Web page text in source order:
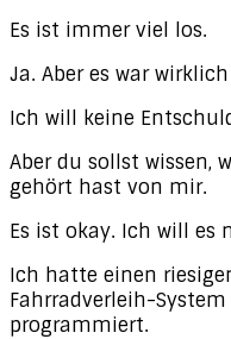
Es ist immer viel los.
Ja. Aber es war
Ich will keine
Aber du sollst wissen,
gehört hast von mir.
Es ist okay. Ich will es
Ich hatte einen
Fahrradverleih-
programmiert.